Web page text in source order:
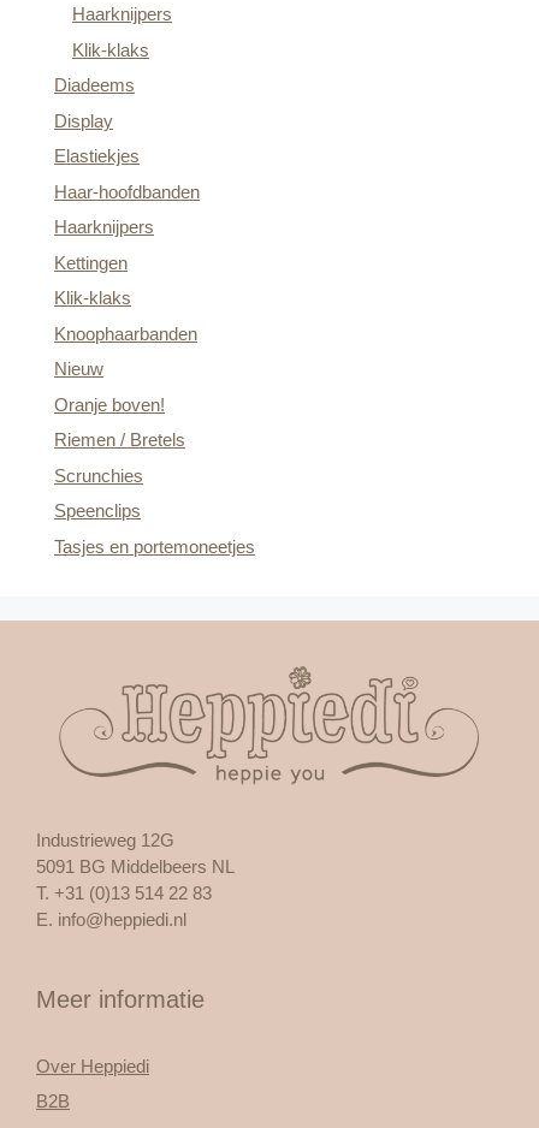
Haarknijpers
Klik-klaks
Diadeems
Display
Elastiekjes
Haar-hoofdbanden
Haarknijpers
Kettingen
Klik-klaks
Knoophaarbanden
Nieuw
Oranje boven!
Riemen / Bretels
Scrunchies
Speenclips
Tasjes en portemoneetjes
Industrieweg 12G
5091 BG Middelbeers NL
T. +31 (0)13 514 22 83
E. info@heppiedi.nl
Meer informatie
Over Heppiedi
B2B